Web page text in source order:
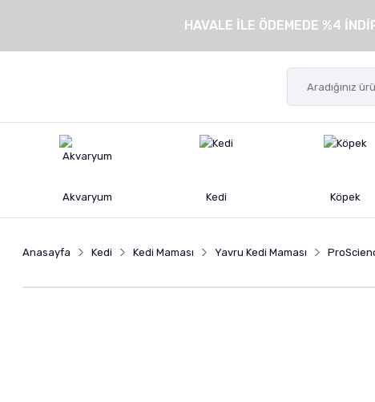
HAVALE İLE ÖDEMEDE %4
Akvaryum Kedi Köpek
Anasayfa Kedi Kedi Maması Yavru Kedi Maması